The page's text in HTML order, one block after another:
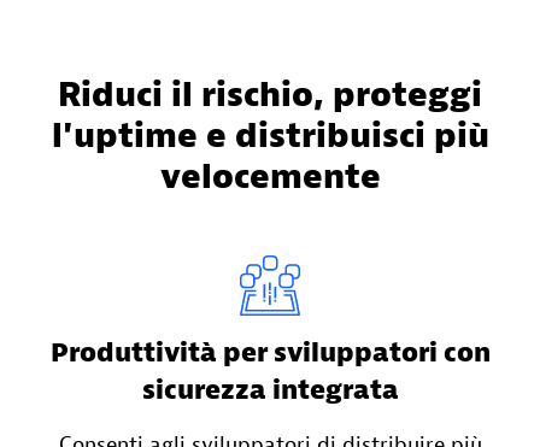
Riduci il rischio, proteggi
l'uptime e distribuisci più
velocemente
Produttività per sviluppatori con
sicurezza integrata